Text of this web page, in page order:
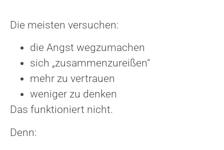
Die meisten versuchen:
die Angst wegzumachen
sich „zusammenzureißen“
mehr zu vertrauen
weniger zu denken
Das funktioniert nicht.
Denn: